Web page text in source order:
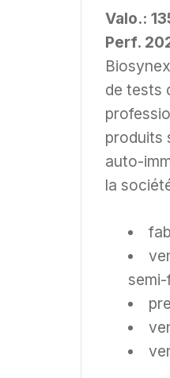
Valo.:
Perf.
de tests
produits
auto-
la